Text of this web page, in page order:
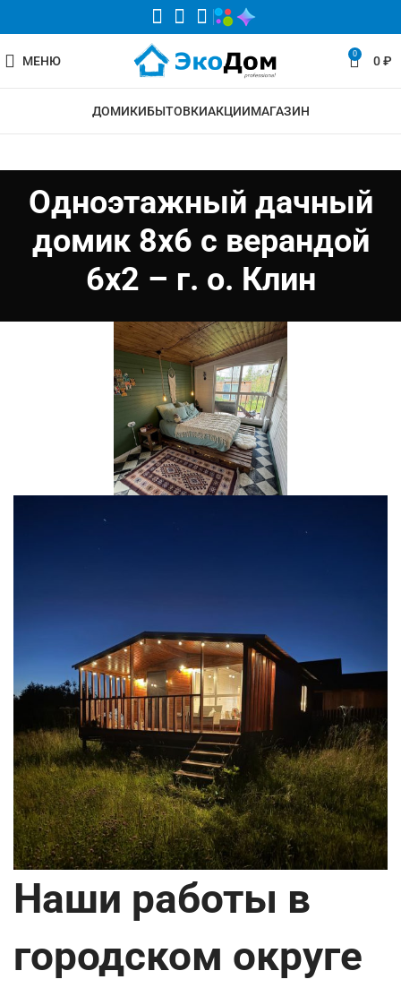
МЕНЮ 0 0₽
ДОМИКИБЫТОВКИАКЦИИМАГАЗИН
Одноэтажный дачный
домик 8х6 с верандой
6х2 – г. о. Клин
Наши работы в
городском округе